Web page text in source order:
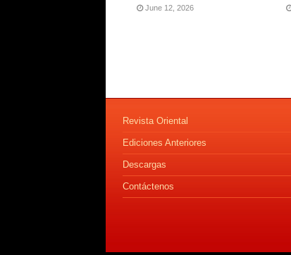
June 12, 2026
Revista Oriental
Ediciones Anteriores
Descargas
Contáctenos